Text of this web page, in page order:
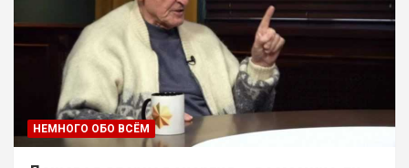
НЕМНОГО ОБО ВСЁМ